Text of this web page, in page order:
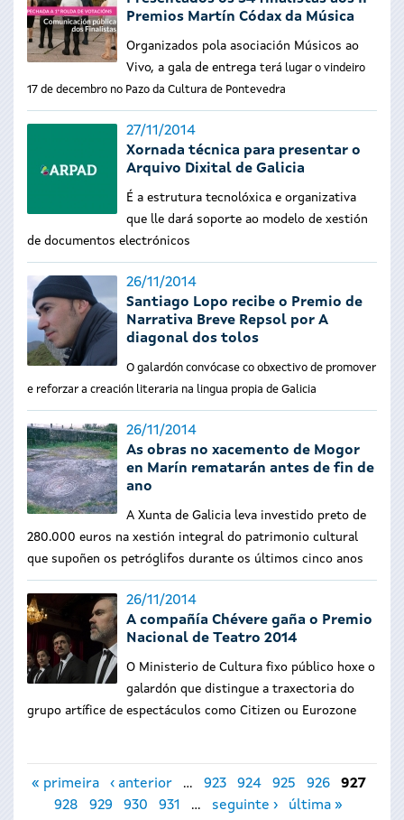
Premios Martín Códax da Música
Organizados pola asociación Músicos ao
Vivo, a gala de entrega terá lugar o vindeiro
17 de decembro no Pazo da Cultura de Pontevedra
27/11/2014
Xornada técnica para presentar o
Arquivo Dixital de Galicia
É a estrutura tecnolóxica e organizativa
que lle dará soporte ao modelo de xestión
de documentos electrónicos
26/11/2014
Santiago Lopo recibe o Premio de
Narrativa Breve Repsol por A
diagonal dos tolos
O galardón convócase co obxectivo de promover
e reforzar a creación literaria na lingua propia de Galicia
26/11/2014
As obras no xacemento de Mogor
en Marín rematarán antes de fin de
ano
A Xunta de Galicia leva investido preto de
280.000 euros na xestión integral do patrimonio cultural
que supoñen os petróglifos durante os últimos cinco anos
26/11/2014
A compañía Chévere gaña o Premio
Nacional de Teatro 2014
O Ministerio de Cultura fixo público hoxe o
galardón que distingue a traxectoria do
grupo artífice de espectáculos como Citizen ou Eurozone
Páxinas
« primeira ‹ anterior … 923 924 925 926
927
928
929 930 931 … seguinte › última »